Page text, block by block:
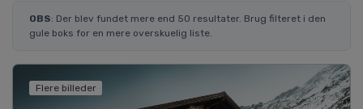
OBS: Der blev fundet mere end 50 resultater. Brug filteret i den
gule boks for en mere overskuelig liste.
Flere billeder